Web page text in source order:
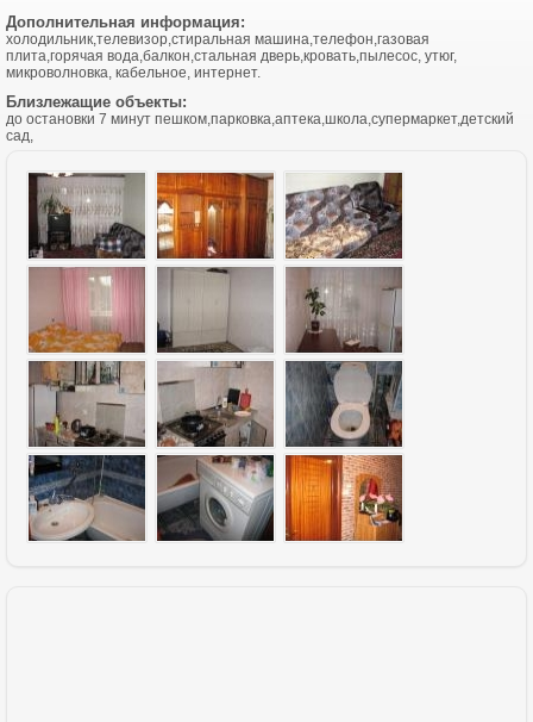
Дополнительная информация:
холодильник,телевизор,стиральная машина,телефон,газовая
плита,горячая вода,балкон,стальная дверь,кровать,пылесос, утюг,
микроволновка, кабельное, интернет.
Близлежащие объекты:
до остановки 7 минут пешком,парковка,аптека,школа,супермаркет,детский
сад,